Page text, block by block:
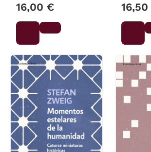
16,00 €